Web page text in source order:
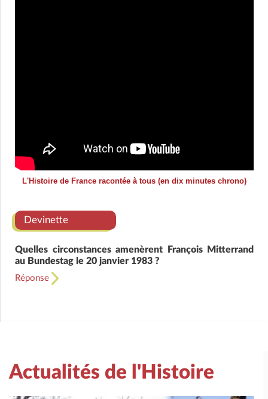
L'Histoire de France racontée à tous (en dix minutes chrono)
Devinette
Quelles circonstances amenèrent François Mitterrand
au Bundestag le 20 janvier 1983 ?
Réponse
Actualités de l'Histoire